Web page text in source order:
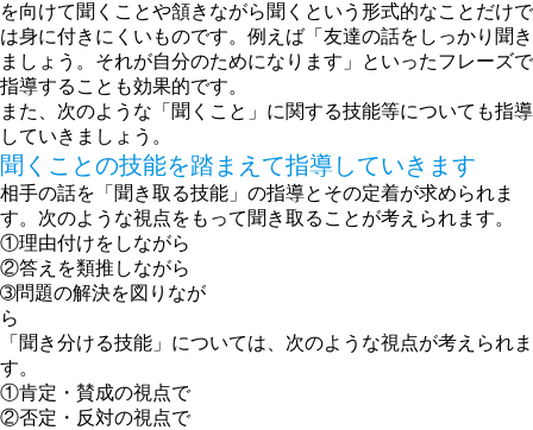
を向けて聞くことや頷きながら聞くという形式的なことだけで
は身に付きにくいものです。例えば「 友達の話をしっかり聞き
ましょう。それが自分のためになります 」といったフレーズで
指導することも効果的です。
また、次のような「聞くこと」に関する技能等についても指導
していきましょう。
聞くことの技能を踏まえて指導していきます
相手の話を「 聞き取る技能 」の指導とその定着が求められま
す。次のような視点をもって聞き取ることが考えられます。
①理由付けをしながら
②答えを類推しながら
➂問題の解決を図りなが
「 聞き分ける技能 」については、次のような視点が考えられま
す。
①肯定・賛成の視点で
②否定・反対の視点で